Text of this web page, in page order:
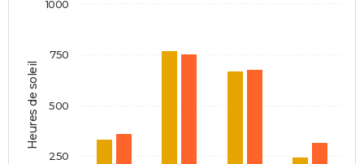
Heures de soleil
1000
250
500
750